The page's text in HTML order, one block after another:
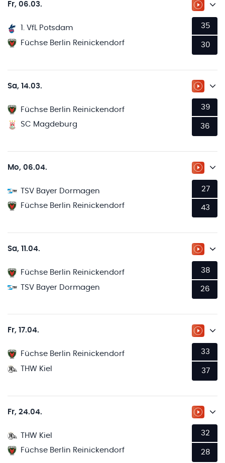
Fr, 06.03. ZUM
1. VfL Potsdam
Füchse Berlin Reinickendorf
35
30
Sa, 14.03. ZUM
Füchse Berlin Reinickendorf
SC Magdeburg
39
36
Mo, 06.04. ZUM
TSV Bayer Dormagen
Füchse Berlin Reinickendorf
27
43
Sa, 11.04. ZUM
Füchse Berlin Reinickendorf
TSV Bayer Dormagen
38
26
Fr, 17.04. ZUM
Füchse Berlin Reinickendorf
THW Kiel
33
37
Fr, 24.04. ZUM
THW Kiel
Füchse Berlin Reinickendorf
32
28